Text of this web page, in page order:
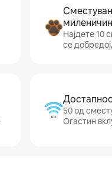
Најдете 10
се
50 од
Огастин